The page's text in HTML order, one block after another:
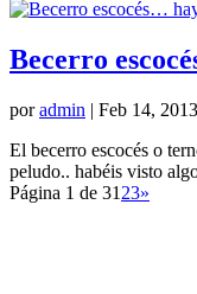
Becerro
poradmin | Feb 14, 2013
El becerro escocés o
peludo.. habéis visto
Página 1 de 31 23»